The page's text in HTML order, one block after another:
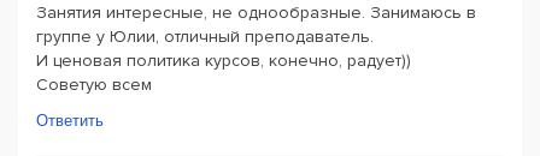
Занятия интересные, не однообразные. Занимаюсь в
группе у Юлии, отличный преподаватель.
И ценовая политика курсов, конечно, радует))
Советую всем
Ответить